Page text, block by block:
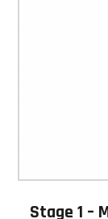
Stage 1 –